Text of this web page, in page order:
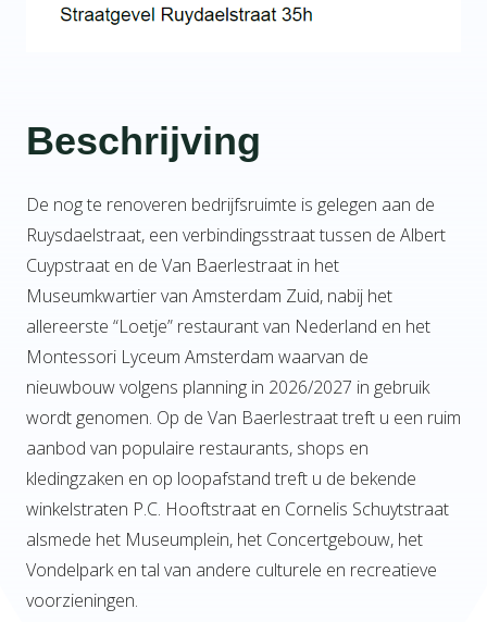
Beschrijving
De nog te renoveren bedrijfsruimte is gelegen aan de
Ruysdaelstraat, een verbindingsstraat tussen de Albert
Cuypstraat en de Van Baerlestraat in het
Museumkwartier van Amsterdam Zuid, nabij het
allereerste “Loetje” restaurant van Nederland en het
Montessori Lyceum Amsterdam waarvan de
nieuwbouw volgens planning in 2026/2027 in gebruik
wordt genomen. Op de Van Baerlestraat treft u een ruim
aanbod van populaire restaurants, shops en
kledingzaken en op loopafstand treft u de bekende
winkelstraten P.C. Hooftstraat en Cornelis Schuytstraat
alsmede het Museumplein, het Concertgebouw, het
Vondelpark en tal van andere culturele en recreatieve
voorzieningen.